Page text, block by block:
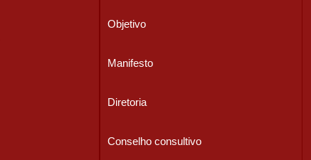
Objetivo
Manifesto
Diretoria
Conselho consultivo